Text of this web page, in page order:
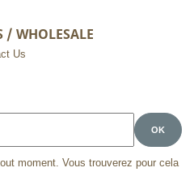
/ WHOLESALE
Us
moment. Vous trouverez pour cela